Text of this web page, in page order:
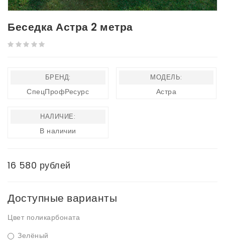
Беседка Астра 2 метра
БРЕНД:
СпецПрофРесурс
МОДЕЛЬ:
Астра
НАЛИЧИЕ:
В наличии
16 580 рублей
Доступные варианты
Цвет поликарбоната
Зелёный